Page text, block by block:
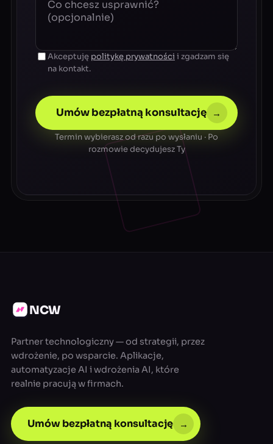
Akceptuję politykę prywatności i zgadzam się
na kontakt.
Umów bezpłatną konsultację →
Termin wybierasz od razu po wysłaniu · Po
rozmowie decydujesz Ty
NCW
Partner technologiczny — od strategii, przez
wdrożenie, po wsparcie. Aplikacje,
automatyzacje AI i wdrożenia AI, które
realnie pracują w firmach.
Umów bezpłatną konsultację →